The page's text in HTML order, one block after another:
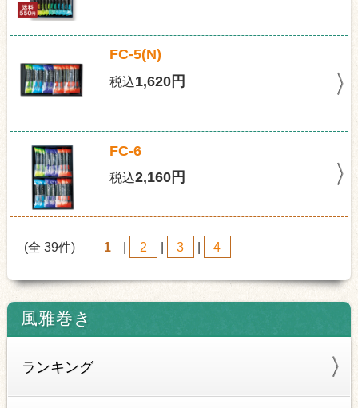
FC-5(N)
税込1,620円
FC-6
税込2,160円
(全 39件) 1 2 3 4
風雅巻き
ランキング